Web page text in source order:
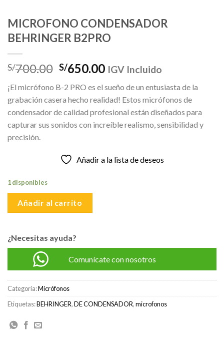
MICROFONO CONDENSADOR
BEHRINGER B2PRO
S/700.00 El
original
era:
S/700.00.
S/650.00El
actual
es:
S/650.00.
IGV Incluido
¡El micrófono B-2 PRO es el sueño de un entusiasta de la
grabación casera hecho realidad! Estos micrófonos de
condensador de calidad profesional están diseñados para
capturar sus sonidos con increíble realismo, sensibilidad y
precisión.
Añadir a la lista de deseos
1 disponibles
Añadir al carrito
¿Necesitas ayuda?
Comunícate con nosotros
Categoría:Micrófonos
Etiquetas:BEHRINGER,DE CONDENSADOR,microfonos